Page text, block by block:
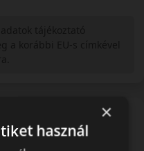
×
használ